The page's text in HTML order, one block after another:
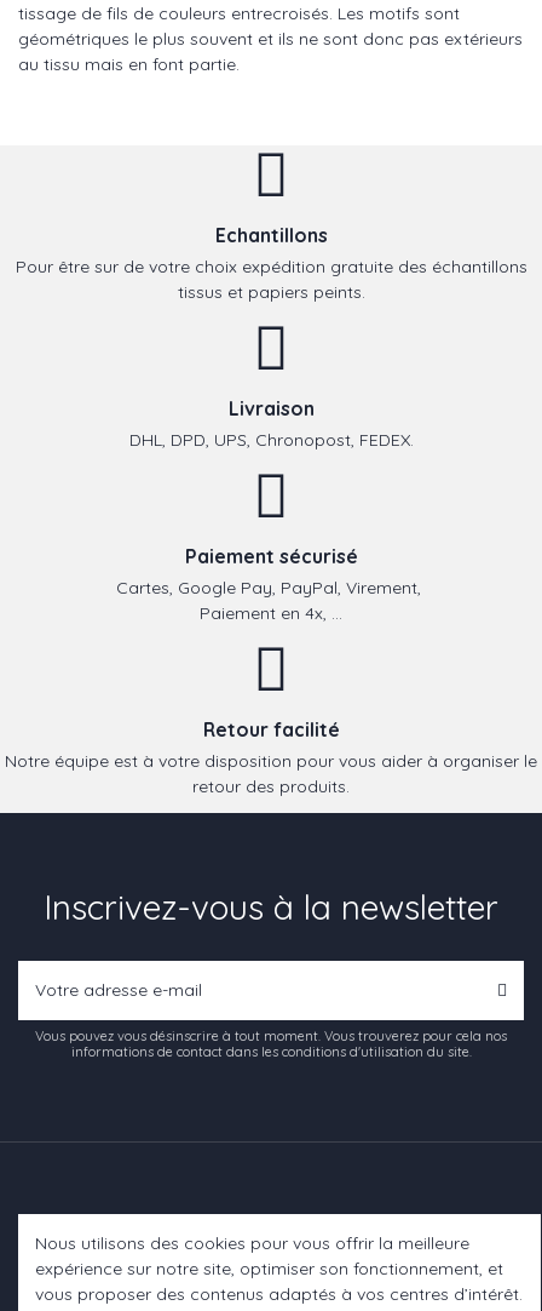
tissage de fils de couleurs entrecroisés. Les motifs sont
géométriques le plus souvent et ils ne sont donc pas extérieurs
au tissu mais en font partie.
Echantillons
Pour être sur de votre choix expédition gratuite des échantillons
tissus et papiers peints.
Livraison
DHL, DPD, UPS, Chronopost, FEDEX.
Paiement sécurisé
Cartes, Google Pay, PayPal, Virement,
Paiement en 4x, ...
Retour facilité
Notre équipe est à votre disposition pour vous aider à organiser le
retour des produits.
Inscrivez-vous à la newsletter
Vous pouvez vous désinscrire à tout moment. Vous trouverez pour cela nos
informations de contact dans les conditions d'utilisation du site.
Informations
Nous utilisons des cookies pour vous offrir la meilleure
expérience sur notre site, optimiser son fonctionnement, et
vous proposer des contenus adaptés à vos centres d’intérêt.